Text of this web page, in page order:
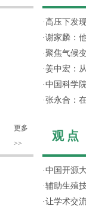
更多
>>
· 高压下发
·谢家麟：
·聚焦气候
·姜中宏：
·中国科学
·张永合：
观 点
·中国开源
·辅助生殖
·让学术交